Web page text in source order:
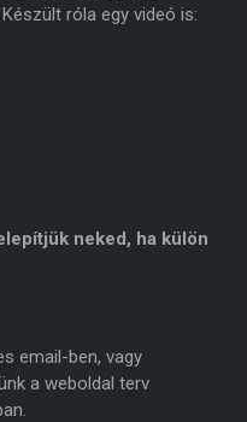
róla egy videó is:
neked, ha külön
email-ben, vagy
a weboldal terv